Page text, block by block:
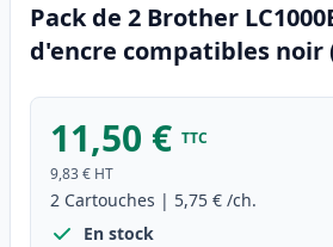
Pack de 2 Brother
d'encre compatibles noir
11,50 € TTC
9,83 € HT
2 Cartouches | 5,75 € /ch.
En stock